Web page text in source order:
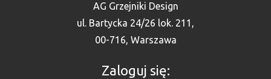
AG Grzejniki Design
ul. Bartycka 24/26 lok. 211,
00-716, Warszawa
Zaloguj się: